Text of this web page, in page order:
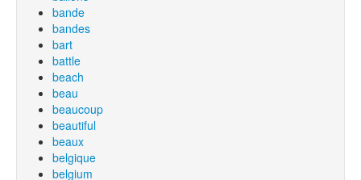
bande
bandes
bart
battle
beach
beau
beaucoup
beautiful
beaux
belgique
belgium